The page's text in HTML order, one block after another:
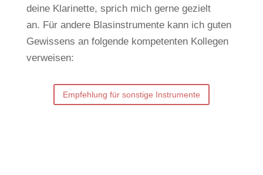
deine Klarinette, sprich mich gerne gezielt
an. Für andere Blasinstrumente kann ich guten
Gewissens an folgende kompetenten Kollegen
verweisen:
Empfehlung für sonstige Instrumente